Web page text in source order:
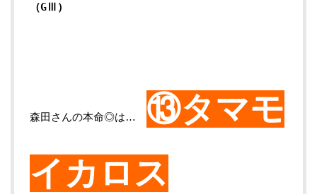
（GⅢ ）
森田さんの本命◎は… ⑬タマモ
イカロス